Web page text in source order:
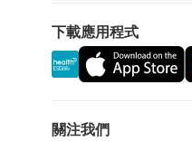
下載應用程式
關注我們